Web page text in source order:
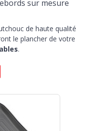
sur mesure
de haute qualité
le plancher de votre
.